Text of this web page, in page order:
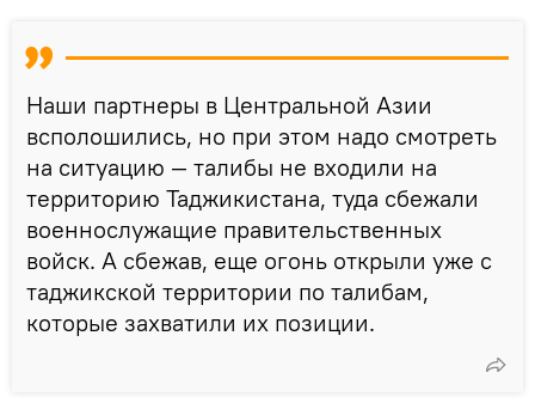
Наши партнеры в Центральной Азии
всполошились, но при этом надо смотреть
на ситуацию — талибы не входили на
территорию Таджикистана, туда сбежали
военнослужащие правительственных
войск. А сбежав, еще огонь открыли уже с
таджикской территории по талибам,
которые захватили их позиции.